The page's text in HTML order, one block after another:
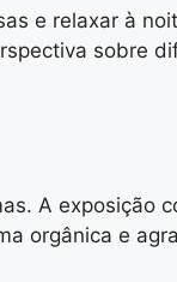
e relaxar à
sobre
A exposição
orgânica e